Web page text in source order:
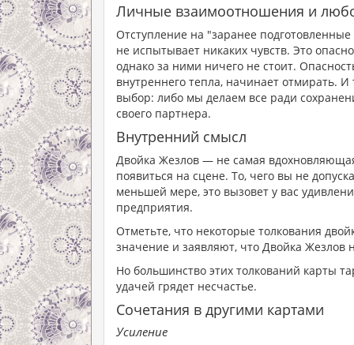
Личные взаимоотношения и
Отступление на "заранее
не испытывает никаких чувств. Это
однако за ними ничего не стоит.
внутреннего тепла, начинает отмирать.
выбор: либо мы делаем все ради
своего партнера.
Внутренний смысл
Двойка Жезлов — не самая
появиться на сцене. То, чего вы не
меньшей мере, это вызовет у вас
предприятия.
Отметьте, что некоторые толкования
значение и заявляют, что Двойка Жезлов
Но большинство этих толкований карты
удачей грядет несчастье.
Сочетания в другими картами
Усиление